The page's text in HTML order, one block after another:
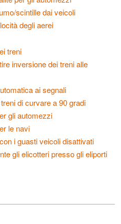
scintille dai veicoli
degli aerei
treni
inversione dei treni alle
ai segnali
di curvare a 90 gradi
gli automezzi
le navi
i guasti veicoli disattivati
gli elicotteri presso gli eliporti